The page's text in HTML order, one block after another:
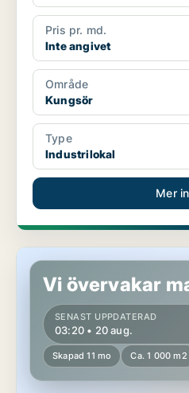
Pris pr. md.
Inte angivet
Område
Kungsör
Type
Industrilokal
Mer
Industrilokal i Kungsör
Vi övervakar
SENAST UPPDATERAD
03:20 • 20 aug.
Skapad 11 mo Ca. 1 000 m2